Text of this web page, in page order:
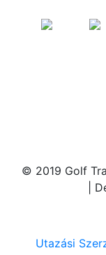
© 2019 Golf
|
Utazási